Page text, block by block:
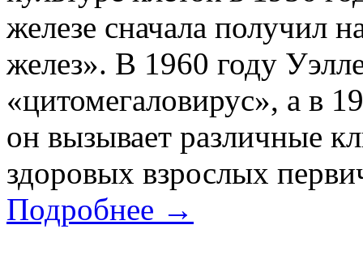
железе сначала получил
желез». В 1960 году
«цитомегаловирус», а в
он вызывает различные
здоровых взрослых
Подробнее →